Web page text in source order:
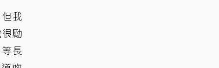
我
勵
長